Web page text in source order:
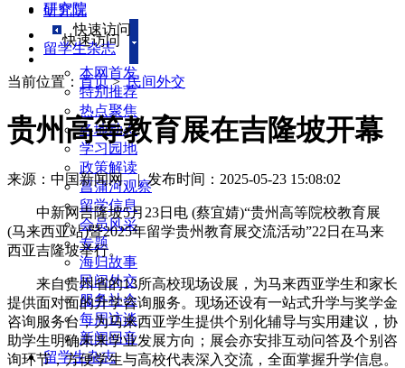
研究院
快速访问
本网首发
特别推荐
热点聚焦
各地动态
学习园地
政策解读
菖蒲河观察
留学信息
会员风采
专题
海归故事
民间外交
服务社会
每周访谈
新闻回音
留学生杂志
研究院
快速访问
留学生杂志
当前位置： 首页>民间外交
贵州高等教育展在吉隆坡开幕
来源：中国新闻网 |发布时间：2025-05-23 15:08:02
中新网吉隆坡5月23日电 (蔡宜婧)“贵州高等院校教育展
(马来西亚站)暨2025年留学贵州教育展交流活动”22日在马来
西亚吉隆坡举行。
来自贵州省的13所高校现场设展，为马来西亚学生和家长
提供面对面的升学咨询服务。现场还设有一站式升学与奖学金
咨询服务台，为马来西亚学生提供个别化辅导与实用建议，协
助学生明确未来学业发展方向；展会亦安排互动问答及个别咨
询环节，方便学生与高校代表深入交流，全面掌握升学信息。